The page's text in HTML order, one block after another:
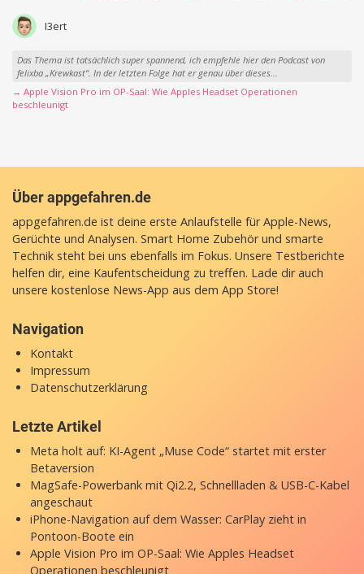
I3ert
Das Thema ist tatsächlich super spannend, ich empfehle hier den Podcast von
felixba „Krewkast“. In der letzten Folge hat er genau über dieses...
→ Apple Vision Pro im OP-Saal: Wie Apples Headset Operationen
beschleunigt
Über appgefahren.de
appgefahren.de ist deine erste Anlaufstelle für Apple-News,
Gerüchte und Analysen. Smart Home Zubehör und smarte
Technik steht bei uns ebenfalls im Fokus. Unsere Testberichte
helfen dir, eine Kaufentscheidung zu treffen. Lade dir auch
unsere kostenlose News-App aus dem App Store!
Navigation
Kontakt
Impressum
Datenschutzerklärung
Letzte Artikel
Meta holt auf: KI-Agent „Muse Code“ startet mit erster
Betaversion
MagSafe-Powerbank mit Qi2.2, Schnellladen & USB-C-Kabel
angeschaut
iPhone-Navigation auf dem Wasser: CarPlay zieht in
Pontoon-Boote ein
Apple Vision Pro im OP-Saal: Wie Apples Headset
Operationen beschleunigt